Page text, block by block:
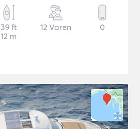
39 ft
12 m
12 Varen 0